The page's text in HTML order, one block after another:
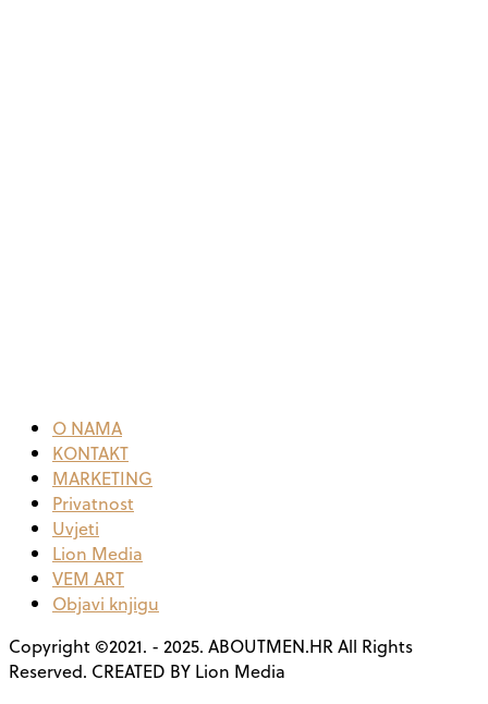
O NAMA
KONTAKT
MARKETING
Privatnost
Uvjeti
Lion Media
VEM ART
Objavi knjigu
Copyright ©2021. - 2025. ABOUTMEN.HR All Rights
Reserved. CREATED BY Lion Media